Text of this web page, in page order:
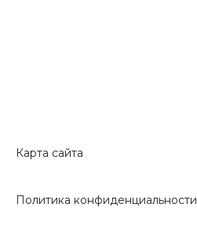
Карта сайта
Политика конфиденциальности